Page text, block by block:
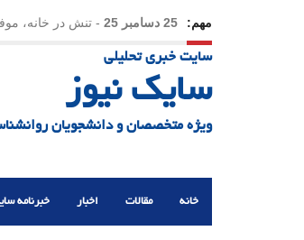
مهم: 23 دسامبر 25 - چرا اراده
21 دسامبر 25
سایت خبری تحلیلی
سایک نیوز
ویژه متخصصان و دانشجویان
خانه مقالات اخبار خبرنامه